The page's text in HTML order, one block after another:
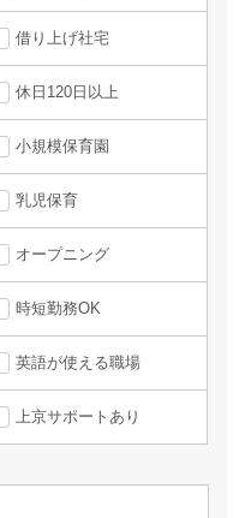
借り上げ社宅
休日120日以上
小規模保育園
乳児保育
オープニング
時短勤務OK
英語が使える職場
上京サポートあり